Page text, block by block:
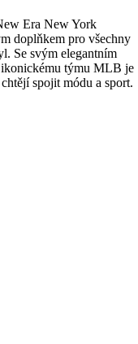
Era New York
doplňkem pro všechny
Se svým elegantním
týmu MLB je
spojit módu a sport.